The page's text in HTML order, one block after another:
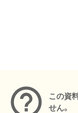
この資
せん。